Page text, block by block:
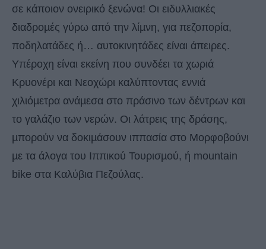
σε κάποιον ονειρικό ξενώνα! Οι ειδυλλιακές
διαδροµές γύρω από την λίµνη, για πεζοπορία,
ποδηλατάδες ή… αυτοκινητάδες είναι άπειρες.
Υπέροχη είναι εκείνη που συνδέει τα χωριά
Κρυονέρι και Νεοχώρι καλύπτοντας εννιά
χιλιόµετρα ανάµεσα στο πράσινο των δέντρων και
το γαλάζιο των νερών. Οι λάτρεις της δράσης,
µπορούν να δοκιµάσουν ιππασία στο Μορφοβούνι
µε τα άλογα του Ιππικού Τουρισµού, ή mountain
bike στα Καλύβια Πεζούλας.